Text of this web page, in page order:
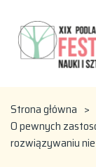
Strona główna >
O pewnych
rozwiązywaniu